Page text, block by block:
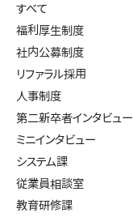
すべて
福利厚生制度
社内公募制度
リファラル採用
人事制度
第二新卒者インタビュー
ミニインタビュー
システム課
従業員相談室
教育研修課